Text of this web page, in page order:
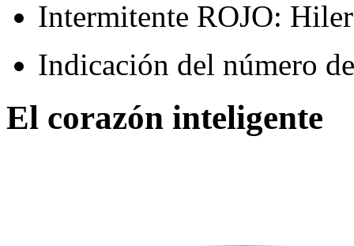
Intermitente ROJO:
Indicación del número
El corazón inteligente